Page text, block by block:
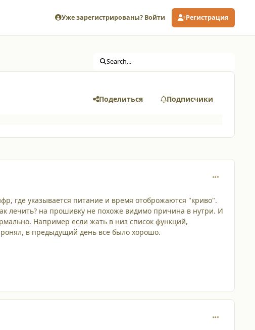
Уже зарегистрированы? Войти Регистрация
Search...
Поделиться Подписчики
где указывается питание и время отоброжаются "криво".
лечить? на прошивку не похоже видимо причина в нутри. И
Например если жать в низ список функций,
в предыдущий день все было хорошо.